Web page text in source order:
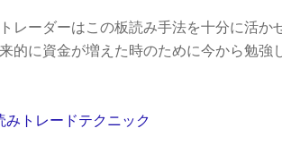
ーダーはこの板読み手法を十分に活か
に資金が増えた時のために今から勉強
トレードテクニック